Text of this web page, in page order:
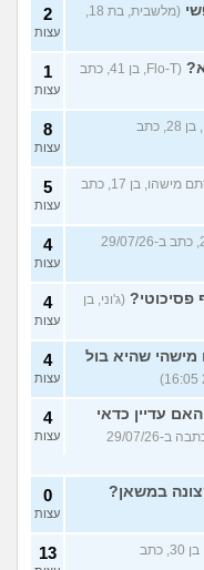
2
עצות
(Flo-T, בן 41, כתב
1
עצות
(נשוי, בן 28, כתב
8
עצות
(סתם מישהו, בן 17, כתב
5
עצות
(אנונימי, בן 20, כתב ב-29/07/26
4
עצות
(ג'וני, בן
4
עצות
שהיא בול
4
עצות
עדיין כדאי
(אסראא, בת 18, כתבה ב-29/07/26
4
עצות
במשאן? 0
עצות
(אלירן, בן 30, כתב
13